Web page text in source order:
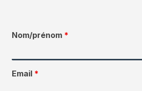
Nom/prénom *
Email *